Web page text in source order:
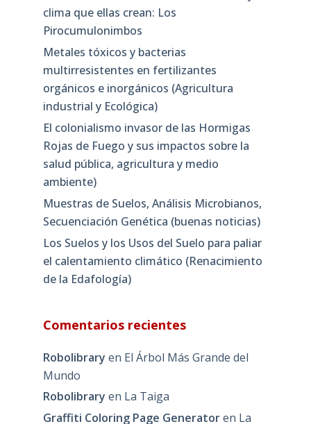
clima que ellas crean: Los
Pirocumulonimbos
Metales tóxicos y bacterias
multirresistentes en fertilizantes
orgánicos e inorgánicos (Agricultura
industrial y Ecológica)
El colonialismo invasor de las Hormigas
Rojas de Fuego y sus impactos sobre la
salud pública, agricultura y medio
ambiente)
Muestras de Suelos, Análisis Microbianos,
Secuenciación Genética (buenas noticias)
Los Suelos y los Usos del Suelo para paliar
el calentamiento climático (Renacimiento
de la Edafología)
Comentarios recientes
Robolibrary en El Árbol Más Grande del
Mundo
Robolibrary en La Taiga
Graffiti Coloring Page Generatoren La